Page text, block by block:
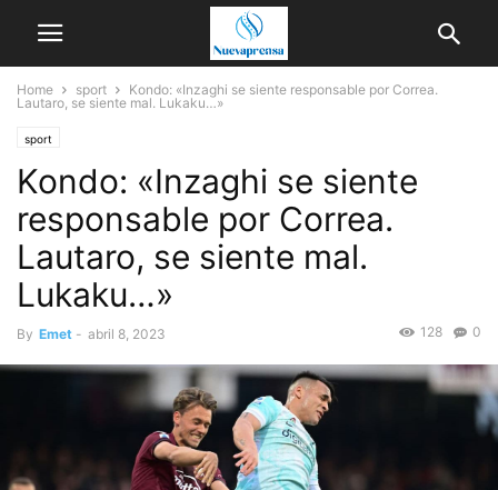
Home sport
Kondo: «Inzaghi se siente responsable por Correa.
Lautaro, se siente mal. Lukaku…»
sport
Kondo: «Inzaghi se siente
responsable por Correa.
Lautaro, se siente mal.
Lukaku…»
By Emet - abril 8, 2023 0
128